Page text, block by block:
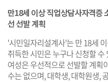
만18세 이상 직업상담사자격증
선 선발 계획
'시민일자리설계사'는 만 18세
취득한 시민은 누구나 신청할
여성은 우선적으로 선발할 계획
수는 없으며, 대학생, 대학원생,